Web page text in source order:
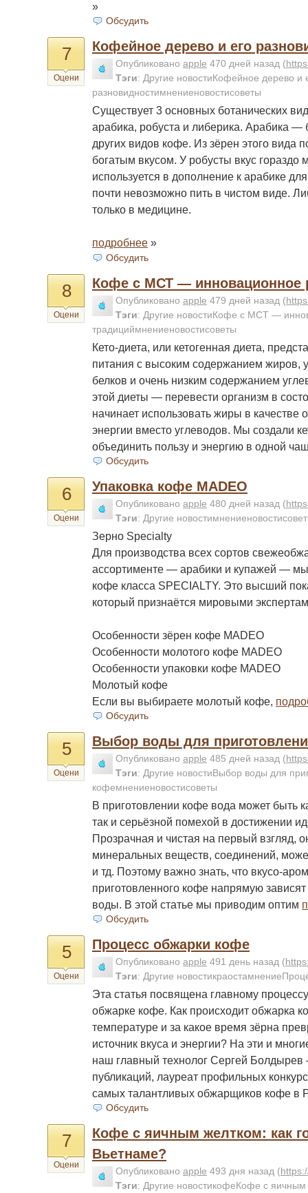
»
Обсудить
7
Оцени
Кофейное дерево и его
Опубликовано apple 470 дней назад (
Тэги: Другие новостиКофейное дерево и
разновидностимнениеновостисоветы
Существует 3 основных ботанических
арабика, робуста и либерика. Арабика —
других видов кофе. Из зёрен этого вида
богатым вкусом. У робусты вкус
используется в дополнение к арабике
почти невозможно пить в чистом виде.
только в медицине.
подробнее »
Обсудить
8
Оцени
Кофе с МСТ — инновационное
Опубликовано apple 479 дней назад (
Тэги: Другие новостиКофе с МСТ —
традициймнениеновостисоветы
Кето-диета, или кетогенная диета,
питания с высоким содержанием жиров,
белков и очень низким содержанием
этой диеты — перевести организм в
начинает использовать жиры в качестве
энергии вместо углеводов. Мы создали
объединить пользу и энергию в одной
Обсудить
6
Оцени
Упаковка кофе MADEO
Опубликовано apple 480 дней назад (
Тэги: Другие
Зерно Specialty
Для производства всех сортов
ассортименте — арабики и купажей —
кофе класса SPECIALTY. Это высший
который признаётся мировыми
Особенности зёрен кофе MADEO
Особенности молотого кофе MADEO
Особенности упаковки кофе MADEO
Молотый кофе
Если вы выбираете молотый кофе,
Обсудить
5
Оцени
Выбор воды для
Опубликовано apple 485 дней назад (
Тэги: Другие новостиВыбор воды для
кофемнениеновостисоветы
В приготовлении кофе вода может быть
так и серьёзной помехой в достижении
Прозрачная и чистая на первый взгляд,
минеральных веществ, соединений,
и тд. Поэтому важно знать, что вкусо-
приготовленного кофе напрямую
воды. В этой статье мы приводим оптим
Обсудить
5
Оцени
Процесс обжарки кофе
Опубликовано apple 491 день назад (
Тэги: Другие
Эта статья посвящена главному
обжарке кофе. Как происходит обжарка
температуре и за какое время зёрна
источник вкуса и энергии? На эти и
наш главный технолог Сергей Болдырев
публикаций, лауреат профильных
самых талантливых обжарщиков кофе в
Обсудить
7
Оцени
Кофе с яичным желтком: как
Вьетнаме?
Опубликовано apple 493 дня назад (
Тэги: Другие новостикофеКофе с яичным